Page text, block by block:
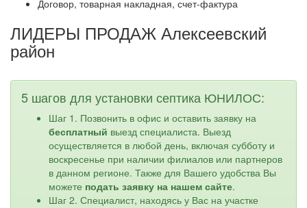
Договор, товарная накладная, счет-фактура
ЛИДЕРЫ ПРОДАЖ Алексеевский
район
5 шагов для установки септика ЮНИЛОС:
Шаг 1. Позвонить в офис и оставить заявку на
бесплатный выезд специалиста. Выезд
осуществляется в любой день, включая субботу и
воскресенье при наличии филиалов или партнеров
в данном регионе. Также для Вашего удобства Вы
можете подать заявку на нашем сайте.
Шаг 2. Специалист, находясь у Вас на участке